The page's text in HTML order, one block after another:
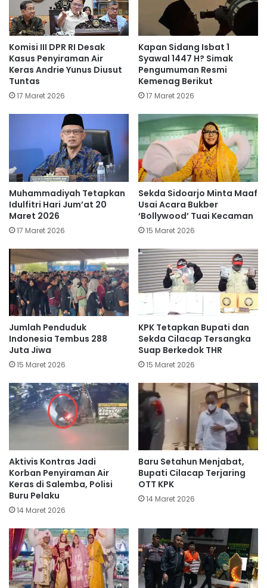
Komisi III DPR RI Desak
Kasus Penyiraman Air
Keras Andrie Yunus Diusut
Tuntas
17 Maret 2026
Kapan Sidang Isbat 1
Syawal 1447 H? Simak
Pengumuman Resmi
Kemenag Berikut
17 Maret 2026
Muhammadiyah Tetapkan
Idulfitri Hari Jum’at 20
Maret 2026
17 Maret 2026
Sekda Sidoarjo Minta Maaf
Usai Acara Bukber
‘Bollywood’ Tuai Kecaman
15 Maret 2026
Jumlah Penduduk
Indonesia Tembus 288
Juta Jiwa
15 Maret 2026
KPK Tetapkan Bupati dan
Sekda Cilacap Tersangka
Suap Berkedok THR
15 Maret 2026
Aktivis Kontras Jadi
Korban Penyiraman Air
Keras di Salemba, Polisi
Buru Pelaku
14 Maret 2026
Baru Setahun Menjabat,
Bupati Cilacap Terjaring
OTT KPK
14 Maret 2026